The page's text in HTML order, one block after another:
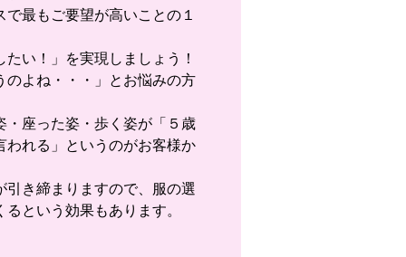
で最もご要望が高いことの１
たい！」を実現しましょう！
のよね・・・」とお悩みの方
・座った姿・歩く姿が「５歳
われる」というのがお客様か
引き締まりますので、服の選
という効果もあります。